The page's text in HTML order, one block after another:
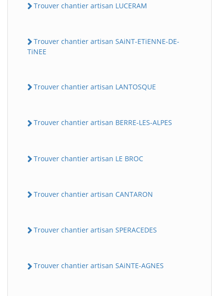
Trouver chantier artisan LUCERAM
Trouver chantier artisan SAiNT-ETiENNE-DE-
TiNEE
Trouver chantier artisan LANTOSQUE
Trouver chantier artisan BERRE-LES-ALPES
Trouver chantier artisan LE BROC
Trouver chantier artisan CANTARON
Trouver chantier artisan SPERACEDES
Trouver chantier artisan SAiNTE-AGNES